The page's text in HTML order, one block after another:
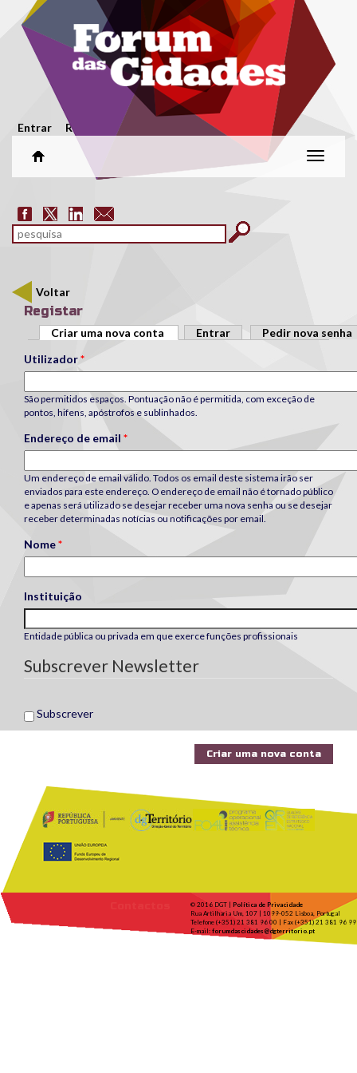
Passar para o conteúdo principal
Menu secundário
Entrar Registar
Alterar
Formulário de pesquisa
pesquisar
Voltar
Registar
Separadores primários
Criar uma nova conta (separador ativo)
Entrar
Pedir nova senha
Utilizador*
São permitidos espaços. Pontuação não é permitida, com exceção de
pontos, hifens, apóstrofos e sublinhados.
Endereço de email *
Um endereço de email válido. Todos os email deste sistema irão ser
enviados para este endereço. O endereço de email não é tornado público
e apenas será utilizado se desejar receber uma nova senha ou se desejar
receber determinadas notícias ou notificações por email.
Nome*
Instituição
Entidade pública ou privada em que exerce funções profissionais
Subscrever Newsletter
Subscrever
© 2016 DGT | Política de Privacidade
Rua Artilharia Um, 107 | 1099-052 Lisboa, Portugal
Telefone (+351) 21 381 96 00 | Fax (+351) 21 381 96 99
E-mail: forumdascidades@dgterritorio.pt